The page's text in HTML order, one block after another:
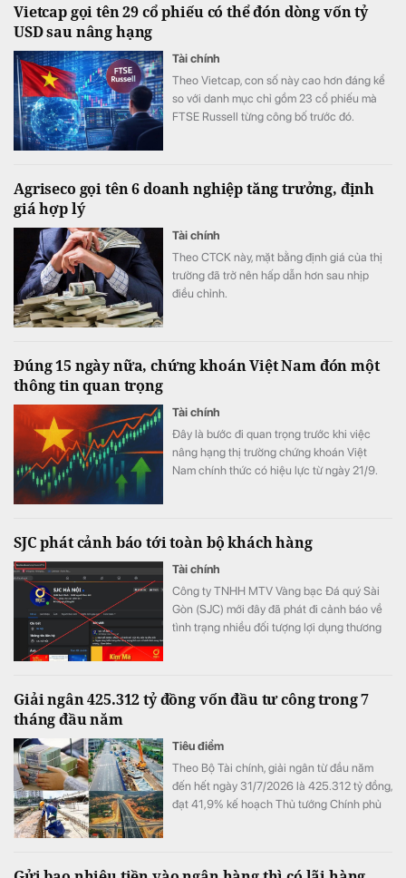
Vietcap gọi tên 29 cổ phiếu có thể đón dòng vốn tỷ
USD sau nâng hạng
Tài chính
Theo Vietcap, con số này cao hơn đáng kể
so với danh mục chỉ gồm 23 cổ phiếu mà
FTSE Russell từng công bố trước đó.
Agriseco gọi tên 6 doanh nghiệp tăng trưởng, định
giá hợp lý
Tài chính
Theo CTCK này, mặt bằng định giá của thị
trường đã trở nên hấp dẫn hơn sau nhịp
điều chỉnh.
Đúng 15 ngày nữa, chứng khoán Việt Nam đón một
thông tin quan trọng
Tài chính
Đây là bước đi quan trọng trước khi việc
nâng hạng thị trường chứng khoán Việt
Nam chính thức có hiệu lực từ ngày 21/9.
SJC phát cảnh báo tới toàn bộ khách hàng
Tài chính
Công ty TNHH MTV Vàng bạc Đá quý Sài
Gòn (SJC) mới đây đã phát đi cảnh báo về
tình trạng nhiều đối tượng lợi dụng thương
Giải ngân 425.312 tỷ đồng vốn đầu tư công trong 7
tháng đầu năm
Tiêu điểm
Theo Bộ Tài chính, giải ngân từ đầu năm
đến hết ngày 31/7/2026 là 425.312 tỷ đồng,
đạt 41,9% kế hoạch Thủ tướng Chính phủ